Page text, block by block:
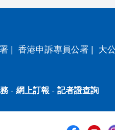
香港申訴專員公署 大
- 網上訂報 - 記者證查詢